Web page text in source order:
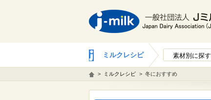
ミルクレシピ 素材別に探す
> ミルクレシピ > 冬におすすめ